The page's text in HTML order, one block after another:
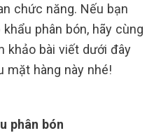
chức năng. Nếu bạn
phân bón, hãy cùng
khảo bài viết dưới đây
mặt hàng này nhé!
phân bón